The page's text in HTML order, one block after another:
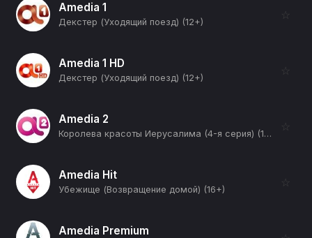
Amedia 1
Декстер (Уходящий поезд) (12+)
☆
Amedia 1 HD
Декстер (Уходящий поезд) (12+)
☆
Amedia 2
Королева красоты Иерусалима (4-я серия) (12+)
☆
Amedia Hit
Убежище (Возвращение домой) (16+)
☆
Amedia Premium